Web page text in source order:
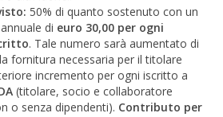
50% di quanto sostenuto con un
di euro 30,00 per ogni
. Tale numero sarà aumentato di
fornitura necessaria per il titolare
incremento per ogni iscritto a
(titolare, socio e collaboratore
o senza dipendenti). Contributo per